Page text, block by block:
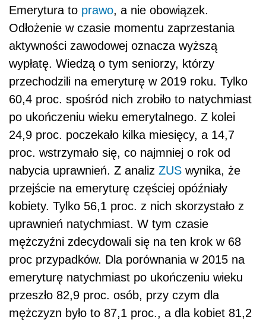
Emerytura to prawo, a nie obowiązek.
Odłożenie w czasie momentu zaprzestania
aktywności zawodowej oznacza wyższą
wypłatę. Wiedzą o tym seniorzy, którzy
przechodzili na emeryturę w 2019 roku. Tylko
60,4 proc. spośród nich zrobiło to natychmiast
po ukończeniu wieku emerytalnego. Z kolei
24,9 proc. poczekało kilka miesięcy, a 14,7
proc. wstrzymało się, co najmniej o rok od
nabycia uprawnień. Z analiz ZUS wynika, że
przejście na emeryturę częściej opóźniały
kobiety. Tylko 56,1 proc. z nich skorzystało z
uprawnień natychmiast. W tym czasie
mężczyźni zdecydowali się na ten krok w 68
proc przypadków. Dla porównania w 2015 na
emeryturę natychmiast po ukończeniu wieku
przeszło 82,9 proc. osób, przy czym dla
mężczyzn było to 87,1 proc., a dla kobiet 81,2